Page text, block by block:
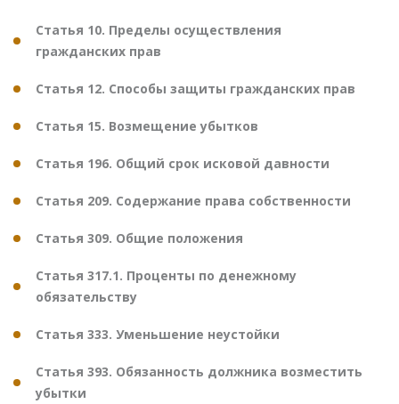
Статья 10. Пределы осуществления
гражданских прав
Статья 12. Способы защиты гражданских прав
Статья 15. Возмещение убытков
Статья 196. Общий срок исковой давности
Статья 209. Содержание права собственности
Статья 309. Общие положения
Статья 317.1. Проценты по денежному
обязательству
Статья 333. Уменьшение неустойки
Статья 393. Обязанность должника возместить
убытки